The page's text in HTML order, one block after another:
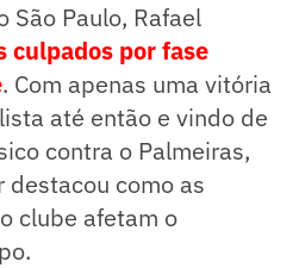
São Paulo, Rafael
culpados por fase
. Com apenas uma vitória
até então e vindo de
contra o Palmeiras,
destacou como as
clube afetam o